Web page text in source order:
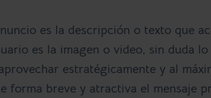
es la descripción o texto que
es la imagen o video, sin duda
estratégicamente y al
forma breve y atractiva el mensaje